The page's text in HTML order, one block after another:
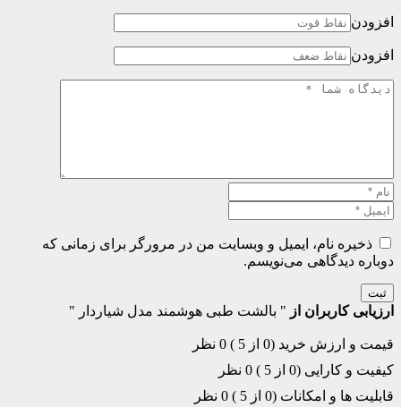
افزودن
افزودن
ذخیره نام، ایمیل و وبسایت من در مرورگر برای زمانی که
دوباره دیدگاهی می‌نویسم.
ثبت
ارزیابی کاربران از " بالشت طبی هوشمند مدل شیاردار "
قیمت و ارزش خرید (0 از 5 )
0 نظر
کیفیت و کارایی (0 از 5 )
0 نظر
قابلیت ها و امکانات (0 از 5 )
0 نظر